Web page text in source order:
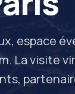
espace
La visite